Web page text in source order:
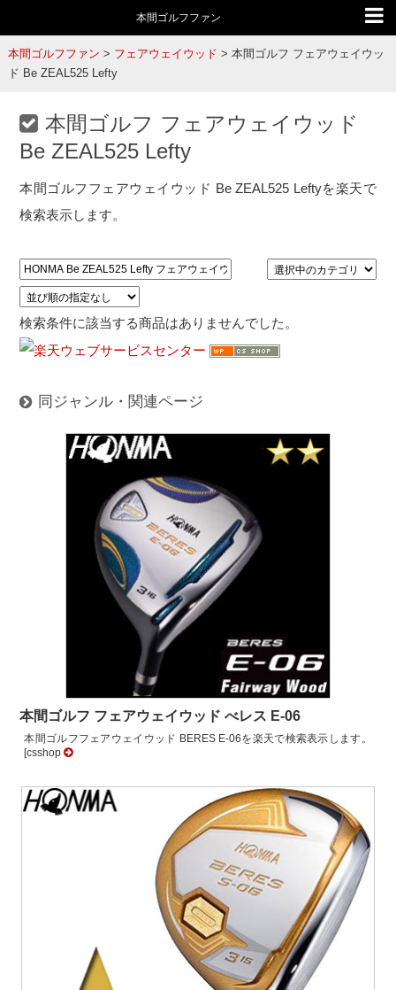
本間ゴルフファン
本間ゴルフファン > フェアウェイウッド > 本間ゴルフ フェアウェイウッ
ド Be ZEAL525 Lefty
本間ゴルフ フェアウェイウッド
Be ZEAL525 Lefty
本間ゴルフフェアウェイウッド Be ZEAL525 Leftyを楽天で
検索表示します。
検索条件に該当する商品はありませんでした。
同ジャンル・関連ページ
本間ゴルフ フェアウェイウッド べレス E-06
本間ゴルフフェアウェイウッド BERES E-06を楽天で検索表示します。
[csshop